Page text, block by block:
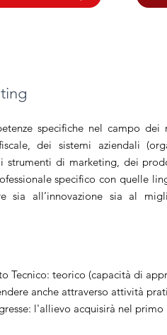
specifiche nel campo dei
dei sistemi aziendali
strumenti di marketing, dei
specifico con quelle
sia all’innovazione sia al
teorico (capacità di
anche attraverso attività
l'allievo acquisirà nel